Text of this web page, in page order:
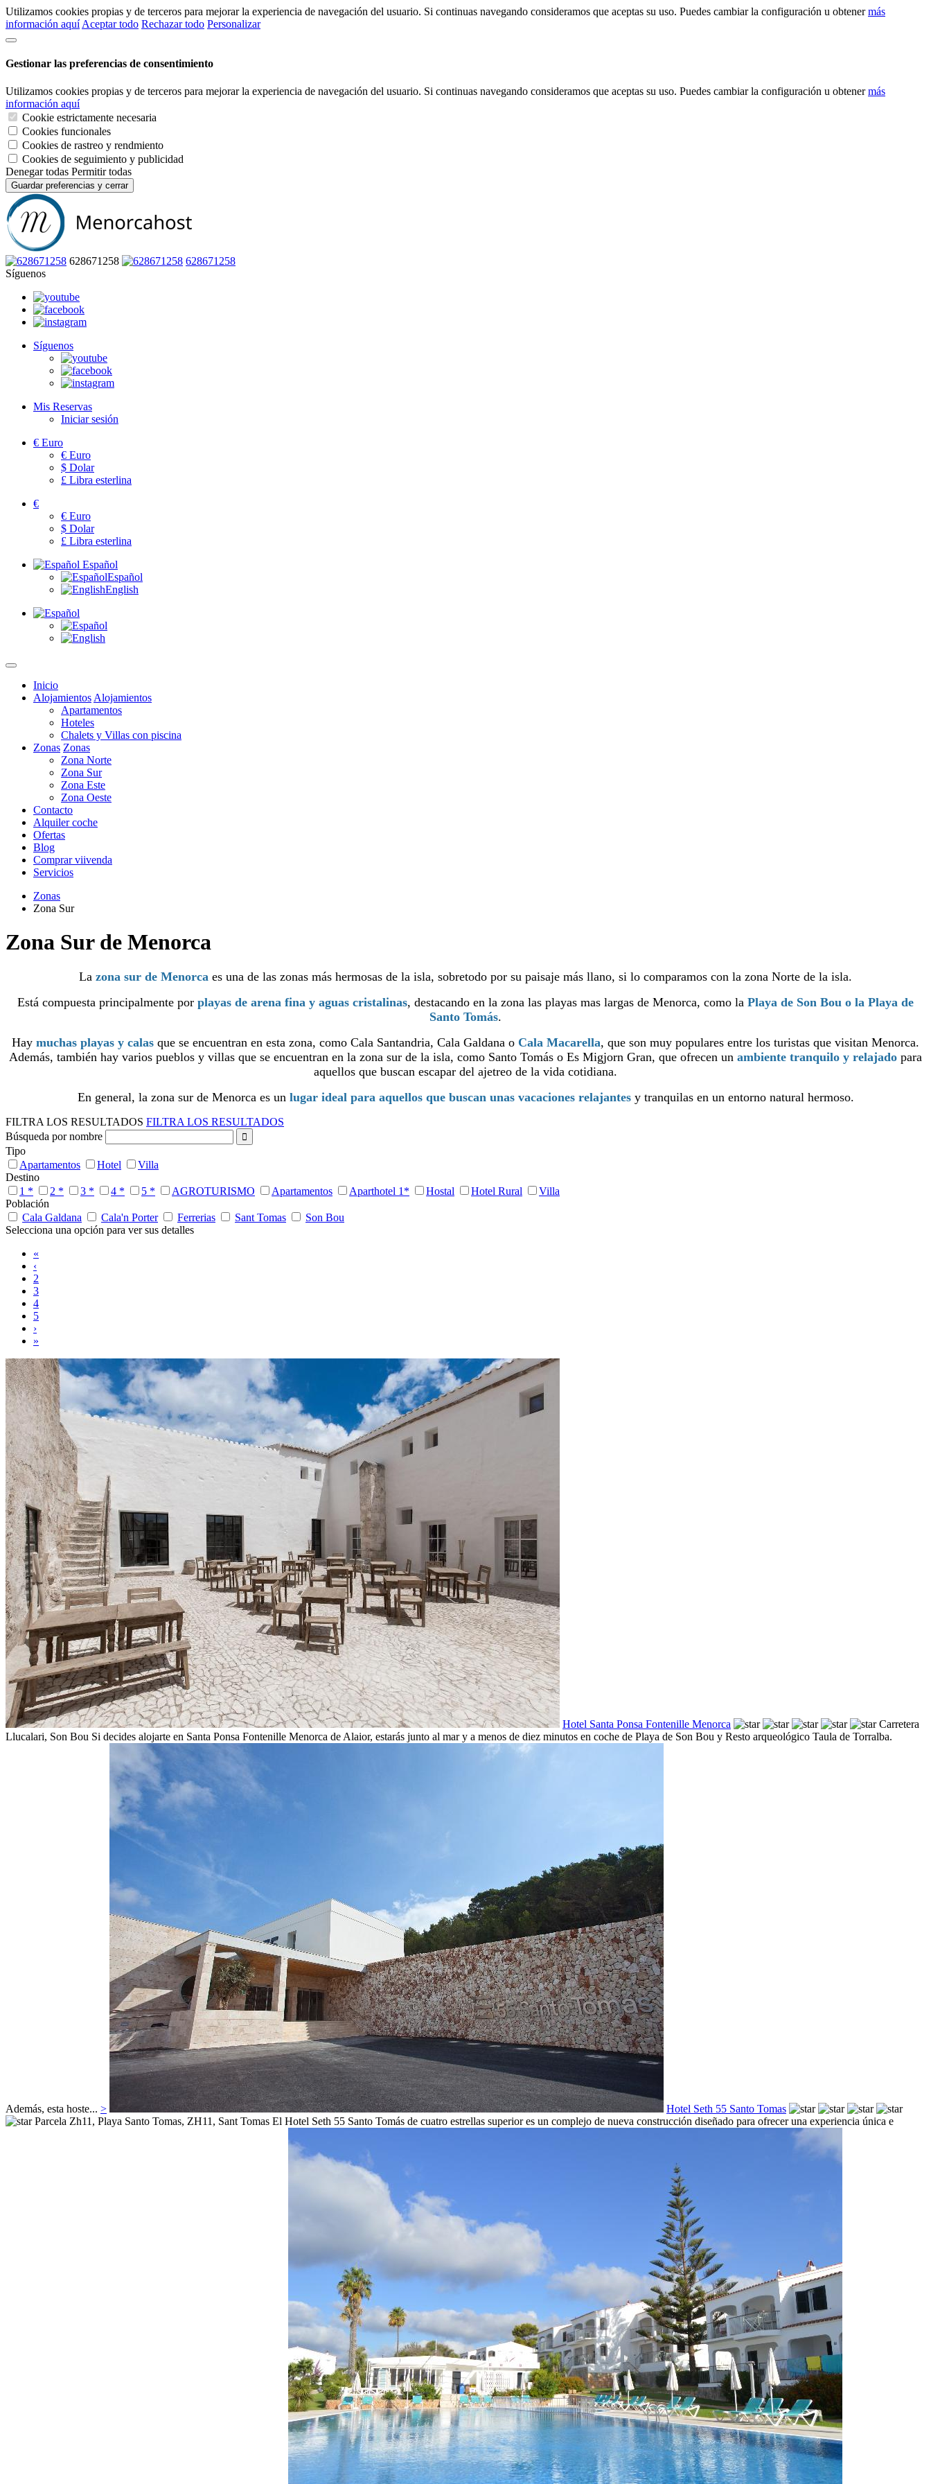
Utilizamos cookies propias y de terceros para mejorar la experiencia de navegación del usuario. Si continuas navegando consideramos que aceptas su uso. Puedes cambiar la configuración u obtenermás
información aquí Aceptar todo Rechazar todo Personalizar
Gestionar las preferencias de consentimiento
Utilizamos cookies propias y de terceros para mejorar la experiencia de navegación del usuario. Si continuas navegando consideramos que aceptas su uso. Puedes cambiar la configuración u obtenermás
información aquí
Cookie estrictamente necesaria
Cookies funcionales
Cookies de rastreo y rendmiento
Cookies de seguimiento y publicidad
Denegar todas Permitir todas
Guardar preferencias y cerrar
628671258
628671258
Síguenos
Síguenos
Mis Reservas
Iniciar sesión
€ Euro
€ Euro
$ Dolar
£ Libra esterlina
€
€ Euro
$ Dolar
£ Libra esterlina
Español
Español
English
Inicio
Alojamientos Alojamientos
Apartamentos
Hoteles
Chalets y Villas con piscina
Zonas Zonas
Zona Norte
Zona Sur
Zona Este
Zona Oeste
Contacto
Alquiler coche
Ofertas
Blog
Comprar viivenda
Servicios
Zonas
Zona Sur
Zona Sur de Menorca
La zona sur de Menorca es una de las zonas más hermosas de la isla, sobretodo por su paisaje más llano, si lo comparamos con la zona Norte de la isla.
Está compuesta principalmente por playas de arena fina y aguas cristalinas, destacando en la zona las playas mas largas de Menorca, como la Playa de Son Bou o la Playa de
Santo Tomás.
Hay muchas playas y calas que se encuentran en esta zona, como Cala Santandria, Cala Galdana o Cala Macarella, que son muy populares entre los turistas que visitan Menorca.
Además, también hay varios pueblos y villas que se encuentran en la zona sur de la isla, como Santo Tomás o Es Migjorn Gran, que ofrecen un ambiente tranquilo y relajado para
aquellos que buscan escapar del ajetreo de la vida cotidiana.
En general, la zona sur de Menorca es unlugar ideal para aquellos que buscan unas vacaciones relajantesy tranquilas en un entorno natural hermoso.
FILTRA LOS RESULTADOS FILTRA LOS RESULTADOS
Búsqueda por nombre
Tipo
Apartamentos
Hotel
Villa
Destino
1 *
2 * 3 * 4 * 5 * AGROTURISMO Apartamentos Aparthotel 1* Hostal Hotel Rural
Villa
Población
Cala Galdana
Cala'n Porter Ferrerias Sant Tomas
Son Bou
Selecciona una opción para ver sus detalles
«
‹
2
3
4
5
›
»
Hotel Santa Ponsa Fontenille Menorca
Carretera
Llucalari, Son Bou Si decides alojarte en Santa Ponsa Fontenille Menorca de Alaior, estarás junto al mar y a menos de diez minutos en coche de Playa de Son Bou y Resto arqueológico Taula de Torralba.
Además, esta hoste... >
Hotel Seth 55 Santo Tomas
Parcela Zh11, Playa Santo Tomas, ZH11, Sant Tomas El Hotel Seth 55 Santo Tomás de cuatro estrellas superior es un complejo de nueva construcción diseñado para ofrecer una experiencia única e